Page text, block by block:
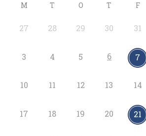
M T O T F
27 28 29 30 31
3 4 5 6 7
10 11 12 13 14
17 18 19 20 21